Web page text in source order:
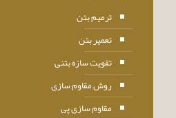
ترمیم بتن
تعمیر بتن
تقویت سازه بتنی
روش مقاوم سازی
مقاوم سازی پی